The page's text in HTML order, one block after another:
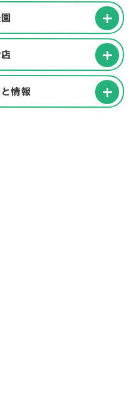
情報